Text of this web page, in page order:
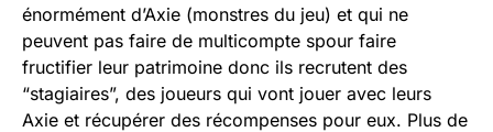
énormément d’Axie (monstres du jeu) et qui ne
peuvent pas faire de multicompte spour faire
fructifier leur patrimoine donc ils recrutent des
“stagiaires”, des joueurs qui vont jouer avec leurs
Axie et récupérer des récompenses pour eux. Plus de